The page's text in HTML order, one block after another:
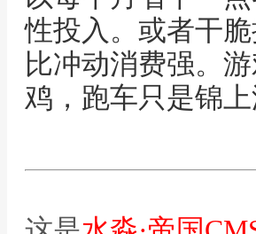
性投入。或者干
比冲动消费强。
鸡，跑车只是锦上